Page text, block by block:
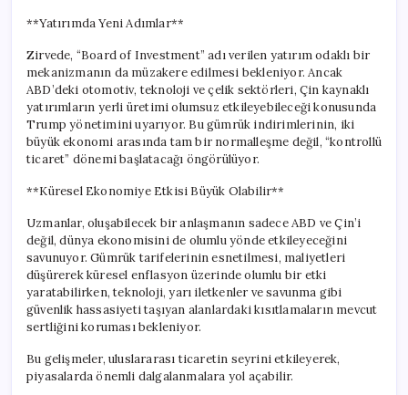
**Yatırımda Yeni Adımlar**
Zirvede, “Board of Investment” adı verilen yatırım odaklı bir
mekanizmanın da müzakere edilmesi bekleniyor. Ancak
ABD’deki otomotiv, teknoloji ve çelik sektörleri, Çin kaynaklı
yatırımların yerli üretimi olumsuz etkileyebileceği konusunda
Trump yönetimini uyarıyor. Bu gümrük indirimlerinin, iki
büyük ekonomi arasında tam bir normalleşme değil, “kontrollü
ticaret” dönemi başlatacağı öngörülüyor.
**Küresel Ekonomiye Etkisi Büyük Olabilir**
Uzmanlar, oluşabilecek bir anlaşmanın sadece ABD ve Çin’i
değil, dünya ekonomisini de olumlu yönde etkileyeceğini
savunuyor. Gümrük tarifelerinin esnetilmesi, maliyetleri
düşürerek küresel enflasyon üzerinde olumlu bir etki
yaratabilirken, teknoloji, yarı iletkenler ve savunma gibi
güvenlik hassasiyeti taşıyan alanlardaki kısıtlamaların mevcut
sertliğini koruması bekleniyor.
Bu gelişmeler, uluslararası ticaretin seyrini etkileyerek,
piyasalarda önemli dalgalanmalara yol açabilir.